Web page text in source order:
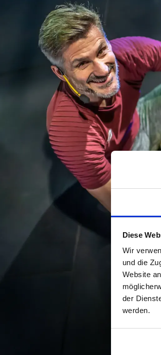
Diese
Wir
und die
Website
der
werden.